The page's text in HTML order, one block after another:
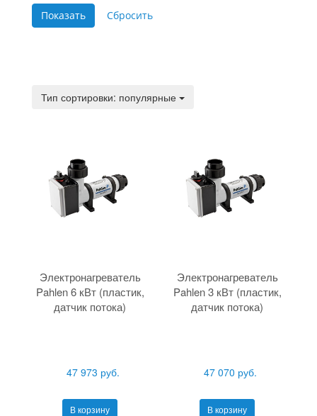
Тип сортировки: популярные
Электронагреватель
Pahlen 6 кВт (пластик,
датчик потока)
47 973 руб.
В корзину
Электронагреватель
Pahlen 3 кВт (пластик,
датчик потока)
47 070 руб.
В корзину